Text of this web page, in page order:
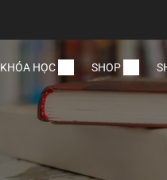
KHÓA HỌC SHOP